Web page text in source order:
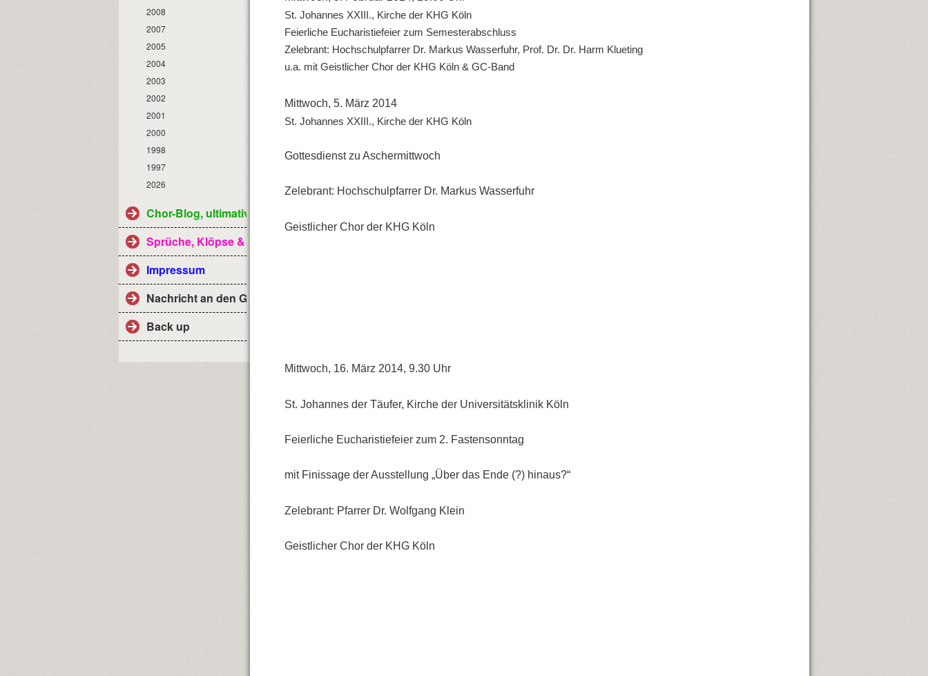
2008
2007
2005
2004
2003
2002
2001
2000
1998
1997
2026
Chor-Blog, ultimativ
Sprüche, Klöpse & Co
Impressum
Nachricht an den Geistlichen Chor
Back up
St. Johannes XXIII., Kirche der KHG Köln
Feierliche Eucharistiefeier zum Semesterabschluss
Zelebrant: Hochschulpfarrer Dr. Markus Wasserfuhr, Prof. Dr. Dr. Harm Klueting
u.a. mit Geistlicher Chor der KHG Köln & GC-Band
Mittwoch, 5. März 2014
St. Johannes XXIII., Kirche der KHG Köln
Gottesdienst zu Aschermittwoch
Zelebrant: Hochschulpfarrer Dr. Markus Wasserfuhr
Geistlicher Chor der KHG Köln
Mittwoch, 16. März 2014, 9.30 Uhr
St. Johannes der Täufer, Kirche der Universitätsklinik Köln
Feierliche Eucharistiefeier zum 2. Fastensonntag
mit Finissage der Ausstellung „Über das Ende (?) hinaus?“
Zelebrant: Pfarrer Dr. Wolfgang Klein
Geistlicher Chor der KHG Köln